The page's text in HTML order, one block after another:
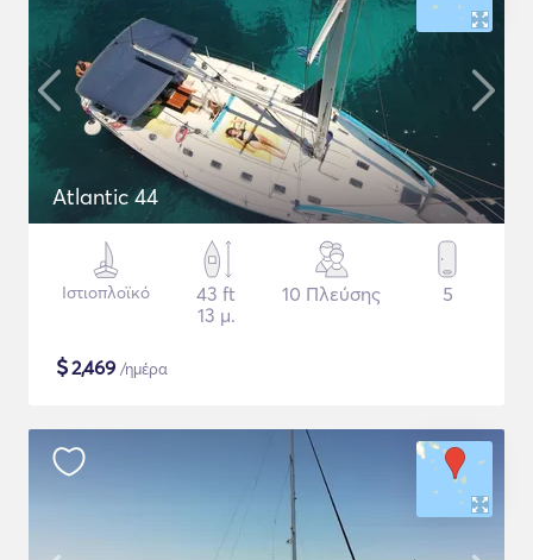
Atlantic 44
Ιστιοπλοϊκό
43 ft
13 μ.
10 Πλεύσης 5
$2,469 /ημέρα